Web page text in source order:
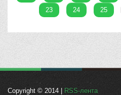
23
24 25
Copyright © 2014 | RSS-лента